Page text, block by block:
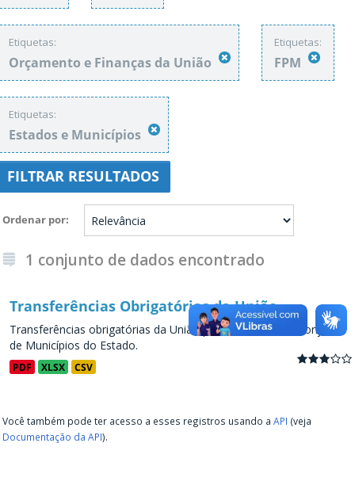
Etiquetas:
Orçamento e Finanças da União
Etiquetas:
FPM
Etiquetas:
Estados e Municípios
FILTRAR RESULTADOS
Ordenar por
1 conjunto de dados encontrado
Transferências Obrigatórias da União
Transferências obrigatórias da União para os Estados e conjunto
de Municípios do Estado.
PDF XLSX CSV
Você também pode ter acesso a esses registros usando a API (veja
Documentação da API).